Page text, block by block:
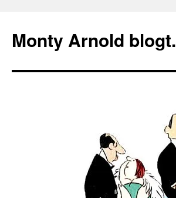
springen
Monty Arnold blogt.